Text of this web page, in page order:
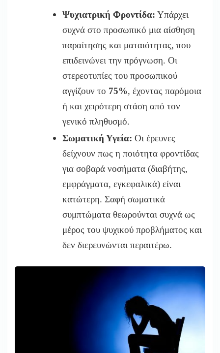
Ψυχιατρική Φροντίδα: Υπάρχει
συχνά στο προσωπικό μια αίσθηση
παραίτησης και ματαιότητας, που
επιδεινώνει την πρόγνωση. Οι
στερεοτυπίες του προσωπικού
αγγίζουν το 75%, έχοντας παρόμοια
ή και χειρότερη στάση από τον
γενικό πληθυσμό.
Σωματική Υγεία: Οι έρευνες
δείχνουν πως η ποιότητα φροντίδας
για σοβαρά νοσήματα (διαβήτης,
εμφράγματα, εγκεφαλικά) είναι
κατώτερη. Σαφή σωματικά
συμπτώματα θεωρούνται συχνά ως
μέρος του ψυχικού προβλήματος και
δεν διερευνώνται περαιτέρω.